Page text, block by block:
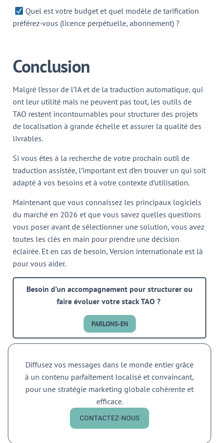
Quel est votre budget et quel modèle de tarification
préférez-vous (licence perpétuelle, abonnement) ?
Conclusion
Malgré l’essor de l’IA et de la traduction automatique, qui
ont leur utilité mais ne peuvent pas tout, les outils de
TAO restent incontournables pour structurer des projets
de localisation à grande échelle et assurer la qualité des
livrables.
Si vous êtes à la recherche de votre prochain outil de
traduction assistée, l’important est d’en trouver un qui soit
adapté à vos besoins et à votre contexte d’utilisation.
Maintenant que vous connaissez les principaux logiciels
du marché en 2026 et que vous savez quelles questions
vous poser avant de sélectionner une solution, vous avez
toutes les clés en main pour prendre une décision
éclairée. Et en cas de besoin, Version internationale est là
pour vous aider.
Besoin d’un accompagnement pour structurer ou
faire évoluer votre stack TAO ?
PARLONS-EN
Diffusez vos messages dans le monde entier grâce
à un contenu parfaitement localisé et convaincant,
pour une stratégie marketing globale cohérente et
efficace.
CONTACTEZ-NOUS